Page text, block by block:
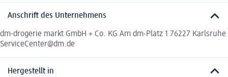
Anschrift des Unternehmens
dm-drogerie markt GmbH + Co. KG Am dm-Platz 1 76227 Karlsruhe
ServiceCenter@dm.de
Hergestellt in